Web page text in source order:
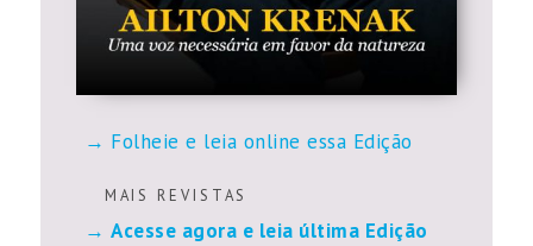
Folheie e leia online essa Edição
M A I S R E V I S T A S
Acesse agora e leia última Edição